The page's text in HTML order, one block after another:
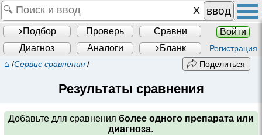
ввод
Подбор Проверь Сравни
Войти
Диагноз
Аналоги Бланк Регистрация
⌂ /Сервис сравнения/ Поделиться
Результаты сравнения
Добавьте для сравнения более одного препарата или
диагноза.